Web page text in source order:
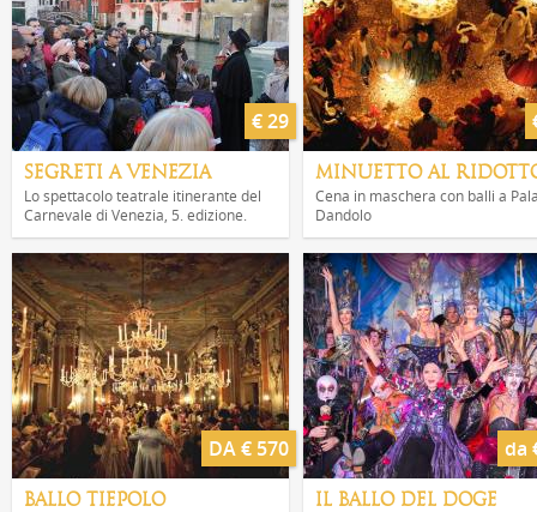
€ 29
SEGRETI A VENEZIA
Lo spettacolo teatrale itinerante del
Carnevale di Venezia, 5. edizione.
MINUETTO AL
Cena in maschera con balli a
Dandolo
DA € 570
BALLO TIEPOLO
da
IL BALLO DEL DOGE